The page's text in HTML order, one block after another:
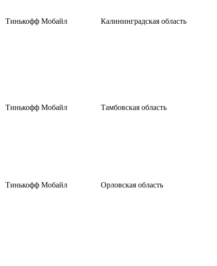
Тинькофф Мобайл Калининградская область
Тинькофф Мобайл Тамбовская область
Тинькофф Мобайл Орловская область